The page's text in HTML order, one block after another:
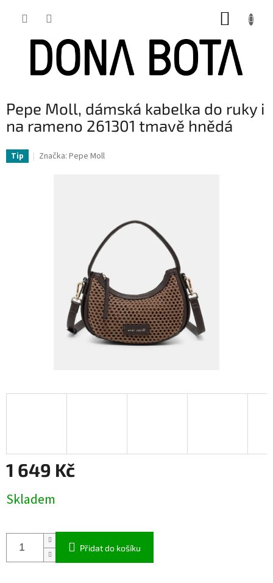
Pepe Moll, dámská kabelka do ruky i
na rameno 261301 tmavě hnědá
Tip Značka: Pepe Moll
1 649 Kč
cena:
Skladem
Přidat do košíku